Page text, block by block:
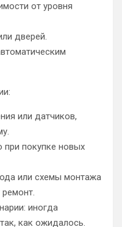
от уровня
дверей.
или датчиков,
покупке новых
или схемы монтажа
иногда
как ожидалось.